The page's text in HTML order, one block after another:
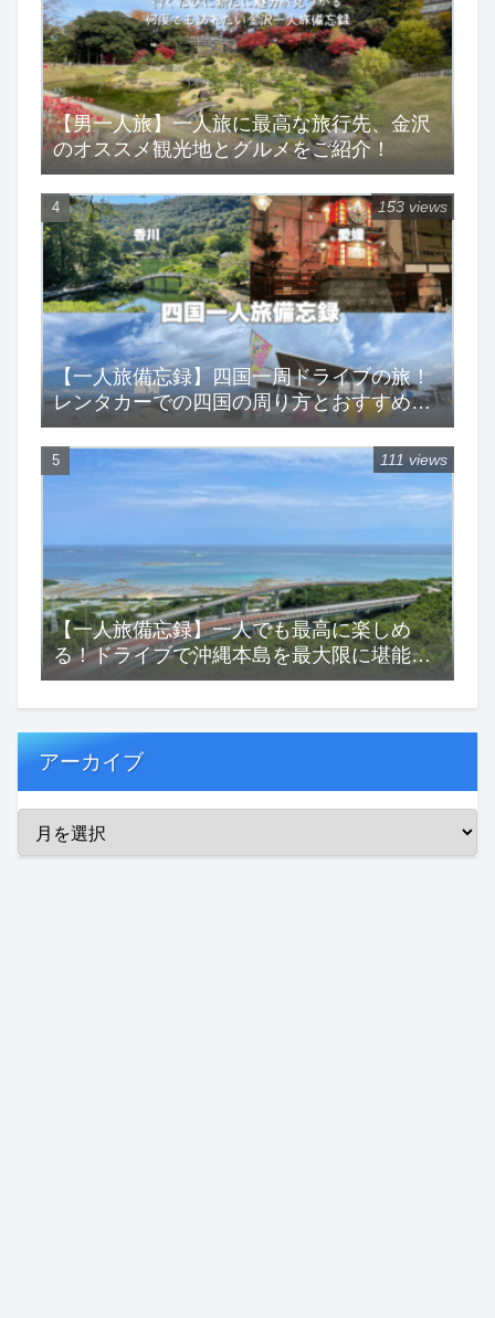
【男一人旅】一人旅に最高な旅行先、金沢
のオススメ観光地とグルメをご紹介！
【一人旅備忘録】四国一周ドライブの旅！
レンタカーでの四国の周り方とおすすめス
ポットをご紹介！
153 views
【一人旅備忘録】一人でも最高に楽しめ
る！ドライブで沖縄本島を最大限に堪能す
る一人旅！
111 views
アーカイブ